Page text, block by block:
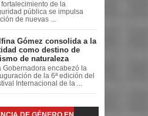
fortalecimiento de la
pública se impulsa
de nuevas ...
Gómez consolida a la
como destino de
de naturaleza
Gobernadora encabezó la
de la 6ª edición del
Internacional de la ...